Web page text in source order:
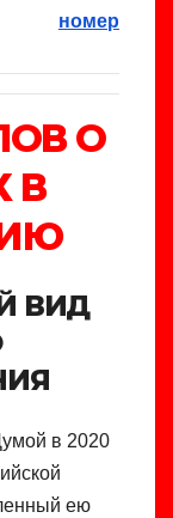
номер
О
В
ВИД
в 2020
ею